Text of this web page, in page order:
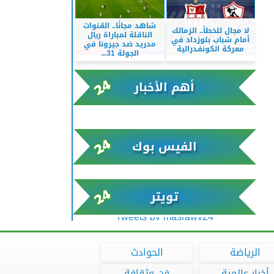
لا مجال للخطأ.. الزمالك
أمام شباب بلوزداد في
معركة الكونفدرالية
شاهد مجانًا.. القنوات
الناقلة لمباراة ريال
مدريد ضد جيرونا في
الجولة 31...
أهم الأخبار
الفيس بوك
تويتر
Tweets by masrawy24
الرياضة
الحوادث